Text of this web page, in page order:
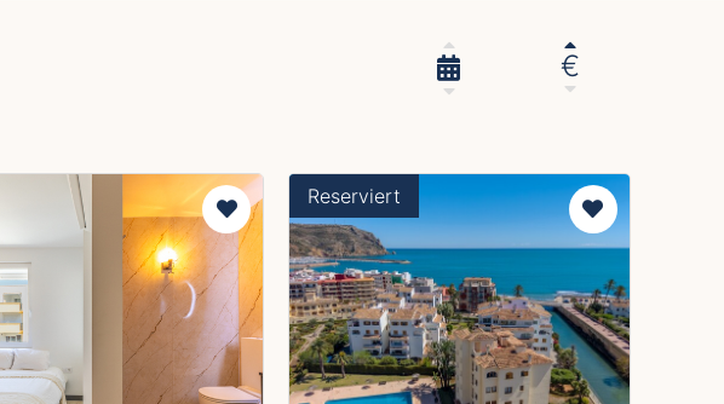
€
Reserviert